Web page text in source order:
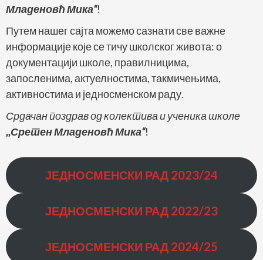
Младеновћ Мика“!
Путем нашег сајта можемо сазнати све важне
информације које се тичу школског живота: о
документацији школе, правилницима,
запосленима, актуелностима, такмичењима,
активностима и једносменском раду.
Срдачан поздрав од колектива и ученика школе
,,Сретен Младеновћ Мика“!
ЈЕДНОСМЕНСКИ РАД 2023/24
ЈЕДНОСМЕНСКИ РАД 2022/23
ЈЕДНОСМЕНСКИ РАД 2024/25